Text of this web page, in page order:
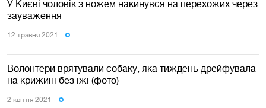
У Києві чоловік з ножем накинувся на перехожих через
зауваження
12 травня 2021
Волонтери врятували собаку, яка тиждень дрейфувала
на крижині без їжі (фото)
2 квiтня 2021